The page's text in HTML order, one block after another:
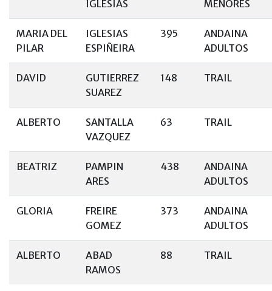
IGLESIAS
MENORES
MARIA DEL
PILAR
IGLESIAS
ESPIÑEIRA
395
ANDAINA
ADULTOS
DAVID
GUTIERREZ
SUAREZ
148 TRAIL
ALBERTO
SANTALLA
VAZQUEZ
63 TRAIL
BEATRIZ
PAMPIN
ARES
438
ANDAINA
ADULTOS
GLORIA
FREIRE
GOMEZ
373
ANDAINA
ADULTOS
ALBERTO
ABAD
RAMOS
88 TRAIL